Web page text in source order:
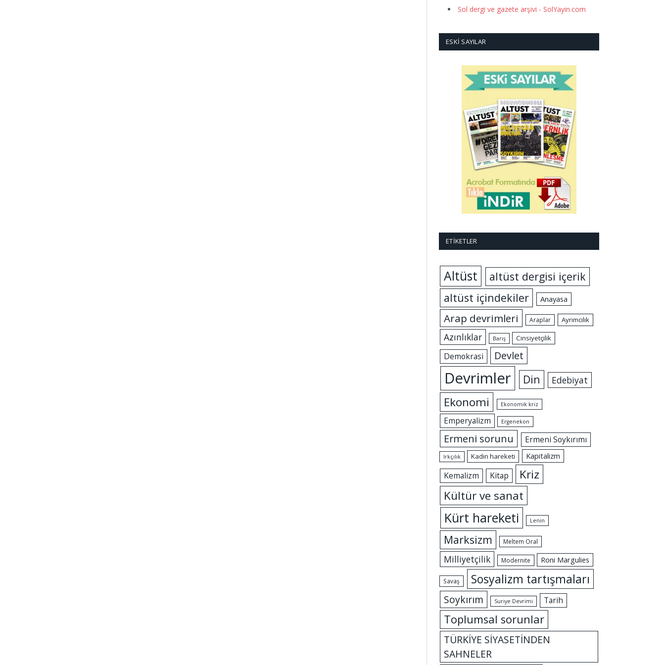
Sol dergi ve gazete arşivi - SolYayin.com
ESKI SAYILAR
ETIKETLER
Altüst
altüst dergisi içerik
altüst içindekiler
Anayasa
Arap devrimleri Araplar Ayrımcılık
Azınlıklar Barış Cinsiyetçilik
Demokrasi Devlet
Devrimler Din Edebiyat
Ekonomi Ekonomik kriz
Emperyalizm Ergenekon
Ermeni sorunu Ermeni Soykırımı
Irkçılık Kadın hareketi Kapitalizm
Kemalizm Kitap
Kriz
Kültür ve sanat
Kürt hareketi Lenin
Marksizm Meltem Oral
Milliyetçilik Modernite Roni Margulies
Savaş Sosyalizm tartışmaları
Soykırım Suriye Devrimi Tarih
Toplumsal sorunlar
TÜRKİYE SİYASETİNDEN
SAHNELER